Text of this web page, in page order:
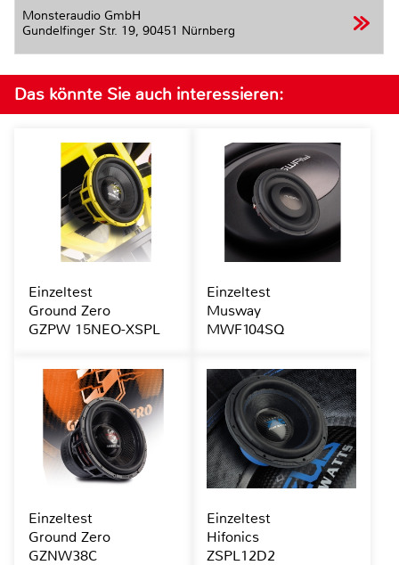
Monsteraudio GmbH
Gundelfinger Str. 19, 90451 Nürnberg
Das könnte Sie auch interessieren:
Einzeltest
Ground Zero
GZPW 15NEO-XSPL
Einzeltest
Musway
MWF104SQ
Einzeltest
Ground Zero
GZNW38C
Einzeltest
Hifonics
ZSPL12D2